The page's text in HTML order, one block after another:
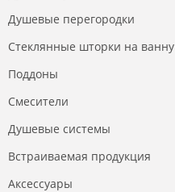
Душевые перегородки
Стеклянные шторки на ванну
Поддоны
Смесители
Душевые системы
Встраиваемая продукция
Аксессуары